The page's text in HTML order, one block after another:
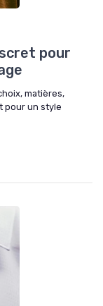
pour
matières,
pour un style